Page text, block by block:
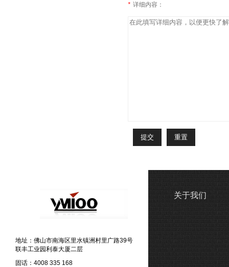
* 详细内容：
地址：佛山市南海区里水镇洲村里广路39号
联丰工业园利泰大厦二层
固话：4008 335 168
关于我们